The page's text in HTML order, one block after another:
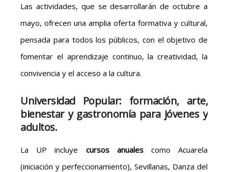
Las actividades, que se desarrollarán de octubre a
mayo, ofrecen una amplia oferta formativa y cultural,
pensada para todos los públicos, con el objetivo de
fomentar el aprendizaje continuo, la creatividad, la
convivencia y el acceso a la cultura.
Universidad Popular: formación, arte,
bienestar y gastronomía para jóvenes y
adultos.
La UP incluye cursos anualescomo Acuarela
(iniciación y perfeccionamiento), Sevillanas, Danza del